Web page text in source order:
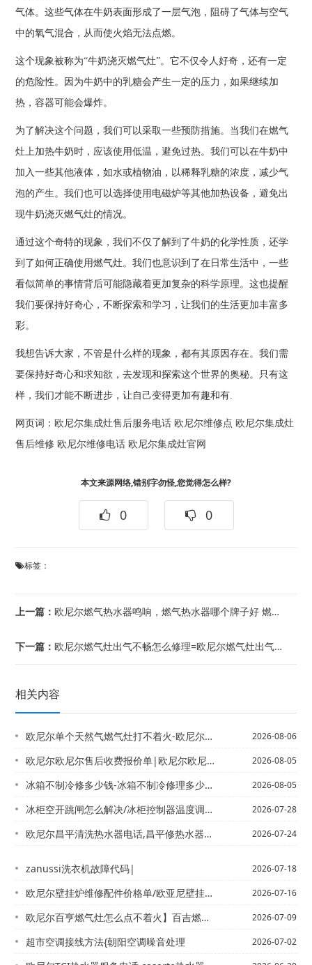
气体。这些气体在牛奶表面形成了一层气泡，阻碍了气体与空气
中的氧气混合，从而使火焰无法点燃。
这个现象被称为“牛奶浇灭燃气灶”。它不仅令人好奇，还有一定
的危险性。因为牛奶中的乳糖会产生一定的压力，如果继续加
热，容器可能会爆炸。
为了解决这个问题，我们可以采取一些预防措施。当我们在燃气
灶上加热牛奶时，应该使用低温，避免过热。我们可以在牛奶中
加入一些其他液体，如水或植物油，以稀释乳糖的浓度，减少气
泡的产生。我们也可以选择使用电磁炉等其他加热设备，避免出
现牛奶浇灭燃气灶的情况。
通过这个奇特的现象，我们不仅了解到了牛奶的化学性质，还学
到了如何正确使用燃气灶。我们也意识到了在日常生活中，一些
看似简单的事情背后可能隐藏着更加复杂的科学原理。这也提醒
我们要保持好奇心，不断探索和学习，让我们的生活更加丰富多
彩。
我想告诉大家，不管是什么样的现象，都有其原因存在。我们需
要保持好奇心和求知欲，去发现和探索这个世界的奥秘。只有这
样，我们才能不断进步，让自己变得更加有趣和有.
网页词： 欧尼尔集成灶售后服务电话 欧尼尔维修点 欧尼尔集成灶
售后维修 欧尼尔维修电话 欧尼尔集成灶官网
本文来源网络,错别字勿怪,您觉得怎么样?
0 0
标签：
上一篇：欧尼尔燃气热水器鸣响，燃气热水器哪个牌子好 燃气热水器热门品牌介绍【详解】
下一篇：欧尼尔燃气灶出气不畅怎么修理=欧尼尔燃气灶出气不着火
相关内容
欧尼尔单个天然气燃气灶打不着火-欧尼尔单个优惠家燃气灶打不着火 2026-08-06
欧尼尔欧尼尔售后收费报价单|欧尼尔欧尼尔售后收费报价单最新标准 2026-08-05
冰箱不制冷修多少钱-冰箱不制冷修理多少钱 冰箱不制冷修理价格 2026-08-05
冰柜空开跳闸怎么解决/冰柜控制器温度调整方法 2026-07-28
欧尼尔昌平清洗热水器电话,昌平修热水器上门电话&欧尼尔常德品牌热水器电话,常德万... 2026-07-24
zanussi洗衣机故障代码| 2026-07-18
欧尼尔壁挂炉维修配件价格单/欧亚尼壁挂炉新版 2026-07-16
欧尼尔百亨燃气灶怎么点不着火】百吉燃气灶打不着火 2026-07-09
超市空调接线方法{朝阳空调噪音处理 2026-07-02